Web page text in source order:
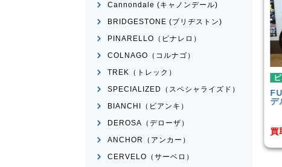
ピストバイク
FUJIFEATHER 2022年モ
デル
Cannondale (キャノンデール)
BRIDGESTONE (ブリヂストン)
PINARELLO（ピナレロ）
COLNAGO（コルナゴ）
TREK（トレック）
SPECIALIZED（スペシャライズド）
BIANCHI（ビアンキ）
DEROSA（デローザ）
ANCHOR（アンカー）
CERVELO（サーベロ）